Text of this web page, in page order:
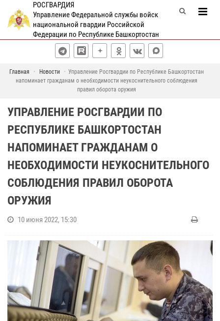
РОСГВАРДИЯ
Управление Федеральной службы войск
национальной гвардии Российской
Федерации по Республике Башкортостан
Главная Новости
Управление Росгвардии по Республике Башкортостан
напоминает гражданам о необходимости неукоснительного соблюдения
правил оборота оружия
УПРАВЛЕНИЕ РОСГВАРДИИ ПО
РЕСПУБЛИКЕ БАШКОРТОСТАН
НАПОМИНАЕТ ГРАЖДАНАМ О
НЕОБХОДИМОСТИ НЕУКОСНИТЕЛЬНОГО
СОБЛЮДЕНИЯ ПРАВИЛ ОБОРОТА
ОРУЖИЯ
10 июня 2022, 15:30